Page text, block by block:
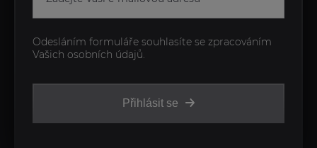
Přihlásit se
Odesláním formuláře souhlasíte se zpracováním
Vašich osobních údajů.